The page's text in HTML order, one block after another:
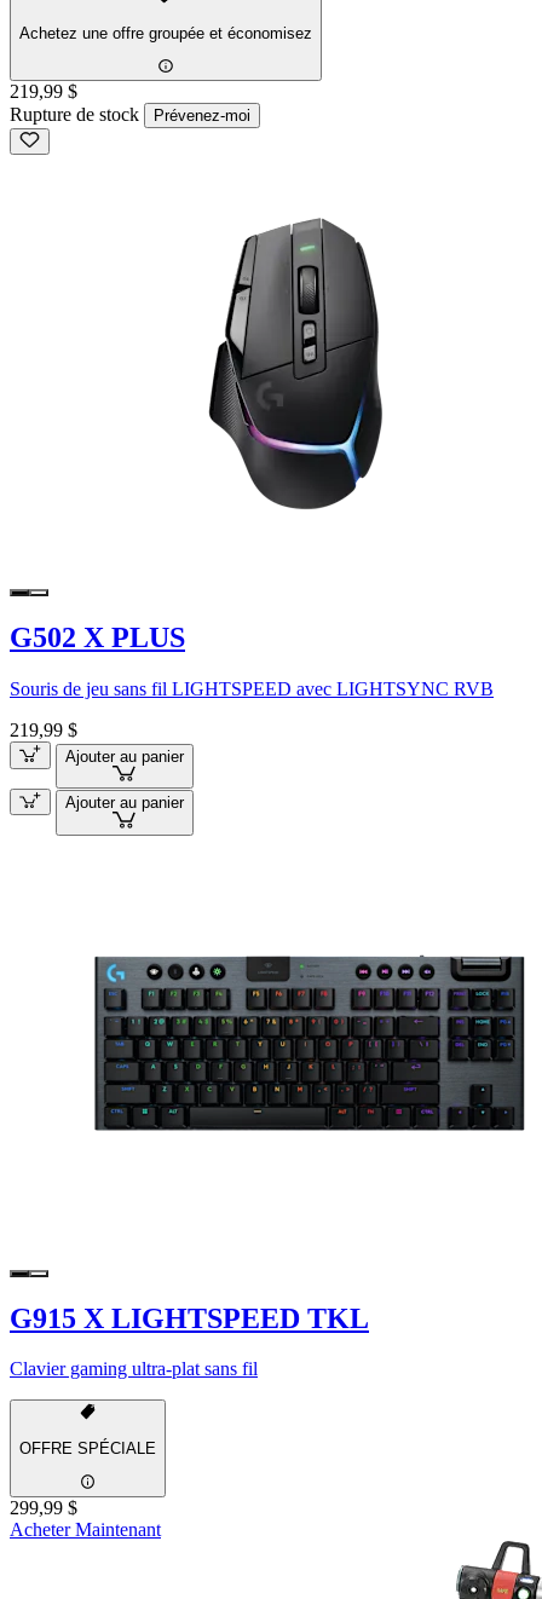
Achetez une offre groupée et économisez
219,99 $
Rupture de stock
Prévenez-moi
G502 X PLUS
Souris de jeu sans fil LIGHTSPEED avec LIGHTSYNC RVB
219,99 $
Ajouter au panier
Ajouter au panier
G915 X LIGHTSPEED TKL
Clavier gaming ultra-plat sans fil
OFFRE SPÉCIALE
299,99 $
Acheter Maintenant